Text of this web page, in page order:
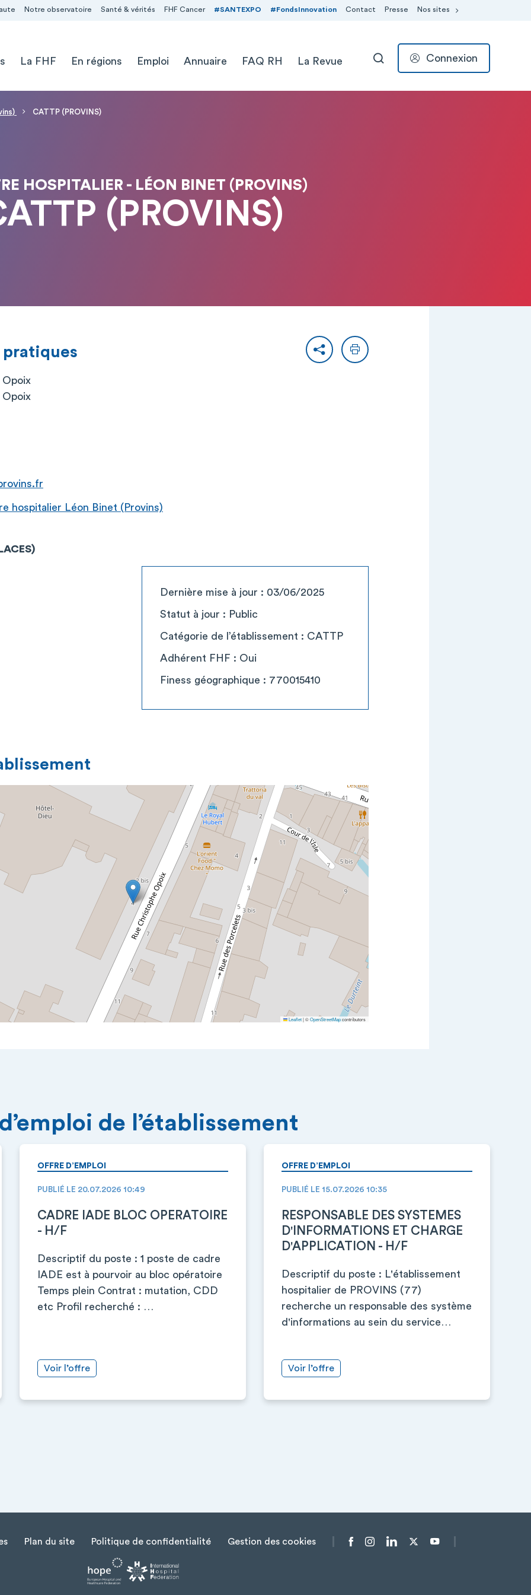
Notre observatoire Santé & vérités FHF Cancer #SANTEXPO #FondsInnovation Contact Presse Nos sites
La FHF En régions Emploi Annuaire FAQ RH La Revue RECHERCHER
Connexion
CATTP (PROVINS)
HOSPITALIER - LÉON BINET (PROVINS)
(PROVINS)
PartagerImprimer
hospitalier Léon Binet (Provins)
Dernière mise à jour : 03/06/2025
Statut à jour : Public
Catégorie de l’établissement : CATTP
Adhérent FHF : Oui
Finess géographique : 770015410
Leaflet|©OpenStreetMapcontributors
de l’établissement
OFFRE D’EMPLOI
PUBLIÉ LE 20.07.2026 10:49
CADRE IADE BLOC OPERATOIRE
- H/F
Descriptif du poste : 1 poste de cadre
IADE est à pourvoir au bloc opératoire
Temps plein Contrat : mutation, CDD
etc Profil recherché : …
Voir l’offre
OFFRE D’EMPLOI
PUBLIÉ LE 15.07.2026 10:35
RESPONSABLE DES SYSTEMES
D'INFORMATIONS ET CHARGE
D'APPLICATION - H/F
Descriptif du poste : L'établissement
hospitalier de PROVINS (77)
recherche un responsable des système
d'informations au sein du service…
Voir l’offre
Plan du site Politique de confidentialité Gestion des cookies
Menu liens sociaux